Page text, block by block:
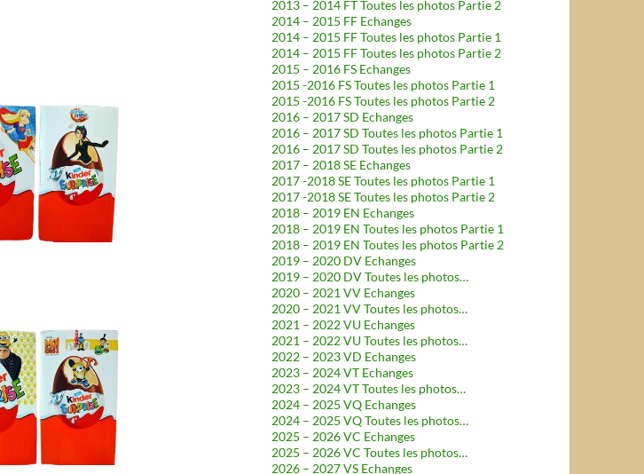
2013 – 2014 FT Toutes les photos Partie 2
2014 – 2015 FF Echanges
2014 – 2015 FF Toutes les photos Partie 1
2014 – 2015 FF Toutes les photos Partie 2
2015 – 2016 FS Echanges
2015 -2016 FS Toutes les photos Partie 1
2015 -2016 FS Toutes les photos Partie 2
2016 – 2017 SD Echanges
2016 – 2017 SD Toutes les photos Partie 1
2016 – 2017 SD Toutes les photos Partie 2
2017 – 2018 SE Echanges
2017 -2018 SE Toutes les photos Partie 1
2017 -2018 SE Toutes les photos Partie 2
2018 – 2019 EN Echanges
2018 – 2019 EN Toutes les photos Partie 1
2018 – 2019 EN Toutes les photos Partie 2
2019 – 2020 DV Echanges
2019 – 2020 DV Toutes les photos…
2020 – 2021 VV Echanges
2020 – 2021 VV Toutes les photos…
2021 – 2022 VU Echanges
2021 – 2022 VU Toutes les photos…
2022 – 2023 VD Echanges
2023 – 2024 VT Echanges
2023 – 2024 VT Toutes les photos…
2024 – 2025 VQ Echanges
2024 – 2025 VQ Toutes les photos…
2025 – 2026 VC Echanges
2025 – 2026 VC Toutes les photos…
2026 – 2027 VS Echanges